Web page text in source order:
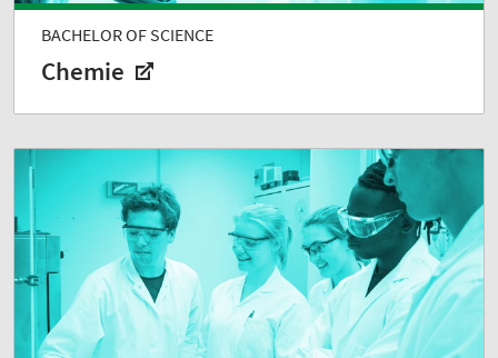
BACHELOR OF SCIENCE
Chemie